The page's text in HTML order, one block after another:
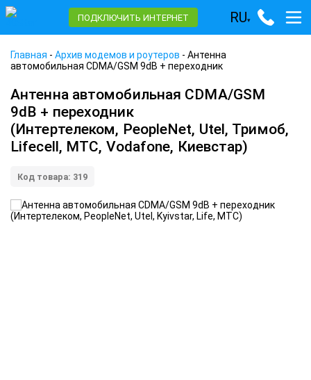
ПОДКЛЮЧИТЬ ИНТЕРНЕТ RU▾
Главная - Архив модемов и роутеров - Антенна
автомобильная CDMA/GSM 9dB + переходник
Антенна автомобильная CDMA/GSM
9dB + переходник
(Интертелеком, PeopleNet, Utel, Тримоб,
Lifecell, MTC, Vodafone, Киевстар)
Код товара: 319